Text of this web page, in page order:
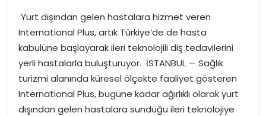
EKONOMI
MAGAZIN
SAĞLIK
SIYASET
Yurt dışından gelen hastalara hizmet veren
International Plus, artık Türkiye’de de hasta
kabulüne başlayarak ileri teknolojili diş tedavilerini
yerli hastalarla buluşturuyor. İSTANBUL — Sağlık
turizmi alanında küresel ölçekte faaliyet gösteren
International Plus, bugüne kadar ağırlıklı olarak yurt
dışından gelen hastalara sunduğu ileri teknolojiye